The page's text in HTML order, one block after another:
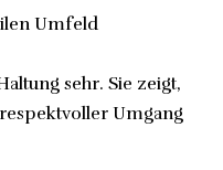
Umfeld
sehr. Sie zeigt,
Umgang